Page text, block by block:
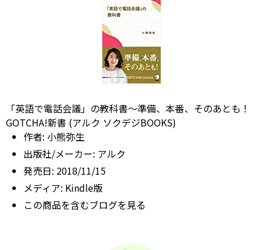
「英語で電話会議」の教科書～準備、本番、そのあとも！
GOTCHA!新書 (アルク ソクデジBOOKS)
作者: 小熊弥生
出版社/メーカー: アルク
発売日: 2018/11/15
メディア: Kindle版
この商品を含むブログを見る